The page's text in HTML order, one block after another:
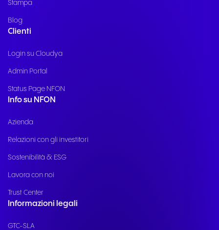
Stampa
Blog
Clienti
Login su Cloudya
Admin Portal
Status Page NFON
Info su NFON
Azienda
Relazioni con gli investitori
Sostenibilità & ESG
Lavora con noi
Trust Center
Informazioni legali
GTC-SLA